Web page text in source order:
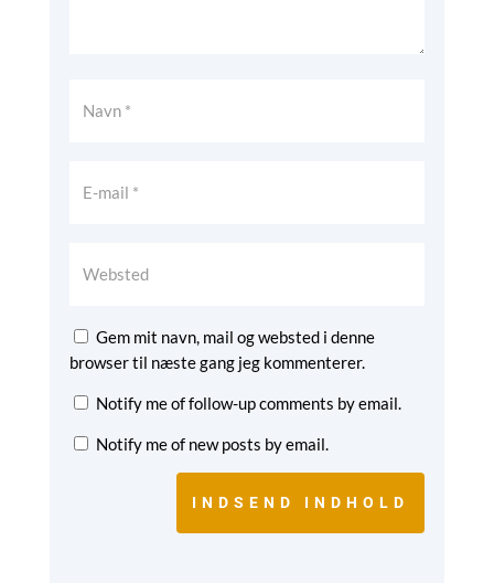
Gem mit navn, mail og websted i denne
browser til næste gang jeg kommenterer.
Notify me of follow-up comments by email.
Notify me of new posts by email.
INDSEND INDHOLD